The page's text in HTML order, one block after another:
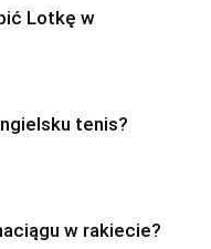
Lotkę w
tenis?
w rakiecie?